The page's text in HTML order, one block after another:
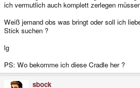
ich vermutlich auch komplett zerlegen
Weiß jemand obs was bringt oder soll ich
Stick suchen ?
lg
PS: Wo bekomme ich diese Cradle her ?
sbock